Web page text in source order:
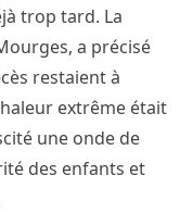
trop tard. La
a précisé
restaient à
extrême était
une onde de
des enfants et